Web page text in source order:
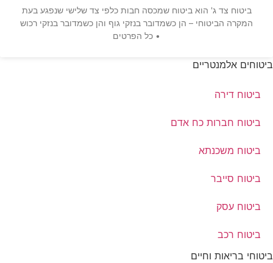
ביטוח צד ג' הוא ביטוח שמכסה חבות כלפי צד שלישי שנפגע בעת
המקרה הביטוחי – הן כשמדובר בנזקי גוף והן כשמדובר בנזקי רכוש
• כל הפרטים
ביטוחים אלמנטריים
ביטוח דירה
ביטוח חברות כח אדם
ביטוח משכנתא
ביטוח סייבר
ביטוח עסק
ביטוח רכב
ביטוחי בריאות וחיים